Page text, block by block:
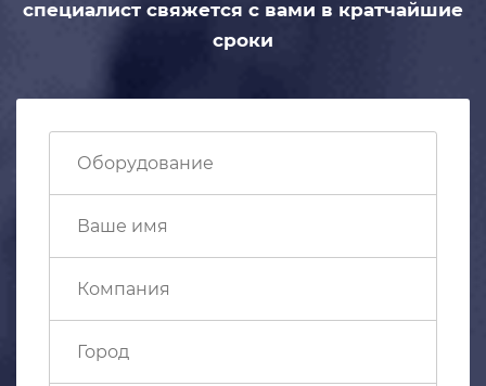
специалист свяжется с вами в кратчайшие
сроки